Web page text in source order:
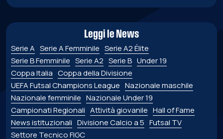
Leggi le News
Serie A Serie A Femminile Serie A2 Élite
Serie B Femminile Serie A2 Serie B Under 19
Coppa Italia Coppa della Divisione
UEFA Futsal Champions League Nazionale maschile
Nazionale femminile Nazionale Under 19
Campionati Regionali Attività giovanile Hall of Fame
News istituzionali Divisione Calcio a 5 Futsal TV
Settore Tecnico FIGC